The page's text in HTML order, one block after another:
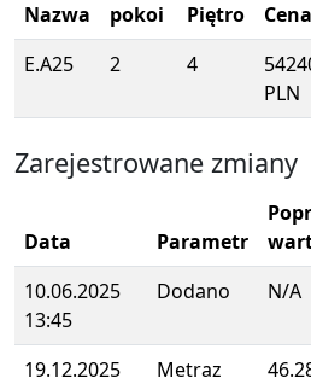
Nazwa
pokoi
Piętro Cena
E.A25
2 4
PLN
Zarejestrowane zmiany
Data Parametr
10.06.2025
13:45
Dodano N/A
19.12.2025
Metraz